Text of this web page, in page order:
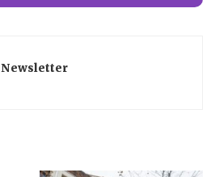
Newsletter